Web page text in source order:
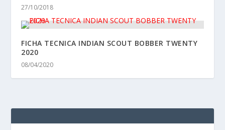
27/10/2018
FICHA TECNICA INDIAN SCOUT BOBBER TWENTY
2020
08/04/2020